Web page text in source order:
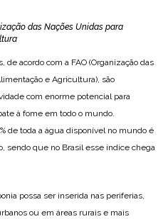
das Nações Unidas para
de acordo com a FAO (Organização das
e Agricultura), são
com enorme potencial para
à fome em todo o mundo.
de toda a água disponível no mundo é
sendo que no Brasil esse índice chega
possa ser inserida nas periferias,
ou em áreas rurais e mais